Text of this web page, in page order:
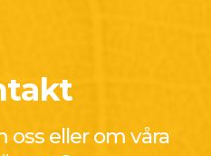
oss eller om våra